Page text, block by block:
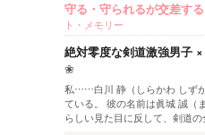
守る・守られるが交差す
ト・メモリー
絶対零度な剣道激強男子
❀
私……白川 静（しらかわ しず
ている。 彼の名前は眞城 誠（
らしい見た目に反して、剣道